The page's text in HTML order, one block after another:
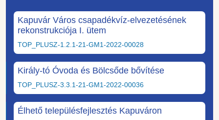
Kapuvár Város csapadékvíz-elvezetésének
rekonstrukciója I. ütem
TOP_PLUSZ-1.2.1-21-GM1-2022-00028
Király-tó Óvoda és Bölcsőde bővítése
TOP_PLUSZ-3.3.1-21-GM1-2022-00036
Élhető településfejlesztés Kapuváron